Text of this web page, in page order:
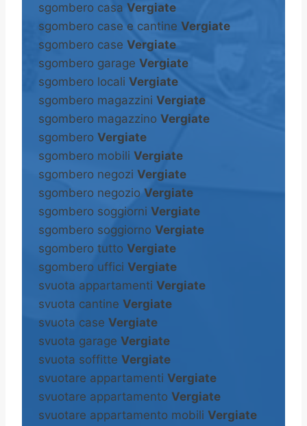
sgombero casa Vergiate
sgombero case e cantine Vergiate
sgombero case Vergiate
sgombero garage Vergiate
sgombero locali Vergiate
sgombero magazzini Vergiate
sgombero magazzino Vergiate
sgombero Vergiate
sgombero mobili Vergiate
sgombero negozi Vergiate
sgombero negozio Vergiate
sgombero soggiorni Vergiate
sgombero soggiorno Vergiate
sgombero tutto Vergiate
sgombero uffici Vergiate
svuota appartamenti Vergiate
svuota cantine Vergiate
svuota case Vergiate
svuota garage Vergiate
svuota soffitte Vergiate
svuotare appartamenti Vergiate
svuotare appartamento Vergiate
svuotare appartamento mobili Vergiate